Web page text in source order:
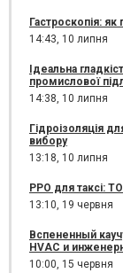
Гастроскопія:
14:43, 10 липня
Ідеальна
промислової
14:38, 10 липня
Гідроізоляція
вибору
13:18, 10 липня
РРО для таксі:
13:10, 19 червня
Вспененный
HVAC и
10:00, 15 червня